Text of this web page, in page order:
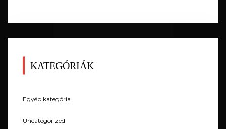
KATEGÓRIÁK
Egyéb kategória
Uncategorized